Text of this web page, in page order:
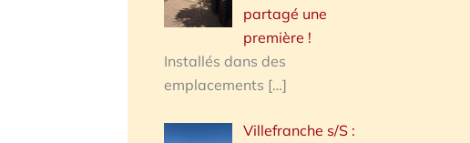
partagé une
première !
Installés dans des
emplacements […]
Villefranche s/S :